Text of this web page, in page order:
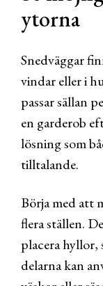
ytorna
Snedväggar
vindar eller i
passar sällan
en garderob
lösning som
tilltalande.
Börja med att
flera ställen.
placera hyllor,
delarna kan